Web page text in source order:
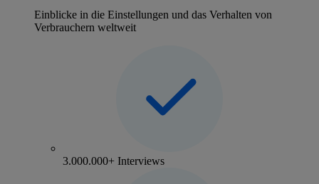
Einblicke in die Einstellungen und das Verhalten von
Verbrauchern weltweit
3.000.000+ Interviews